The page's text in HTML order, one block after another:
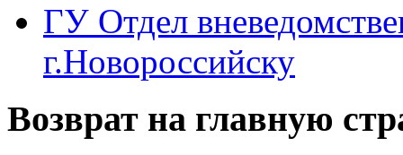
ГУ Отдел
г.Новороссийску
Возврат на главную